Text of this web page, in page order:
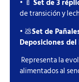
• 🍼 Set de 3
de transición y
• 💩Set de
Deposiciones
Representa la
alimentados al